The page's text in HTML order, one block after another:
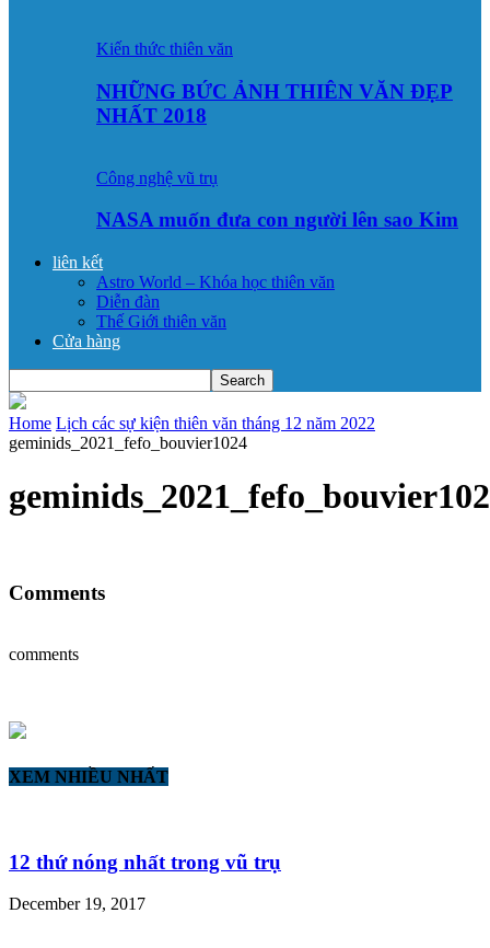
Kiến thức thiên văn
NHỮNG BỨC ẢNH THIÊN VĂN ĐẸP
NHẤT 2018
Công nghệ vũ trụ
NASA muốn đưa con người lên sao Kim
liên kết
Astro World – Khóa học thiên văn
Diễn đàn
Thế Giới thiên văn
Cửa hàng
Home Lịch các sự kiện thiên văn tháng 12 năm 2022
geminids_2021_fefo_bouvier1024
Comments
comments
XEM NHIỀU NHẤT
12 thứ nóng nhất trong vũ trụ
December 19, 2017